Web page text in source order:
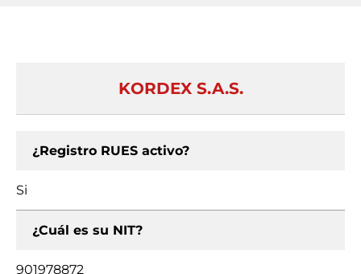
KORDEX S.A.S.
¿Registro RUES activo?
Si
¿Cuál es su NIT?
901978872